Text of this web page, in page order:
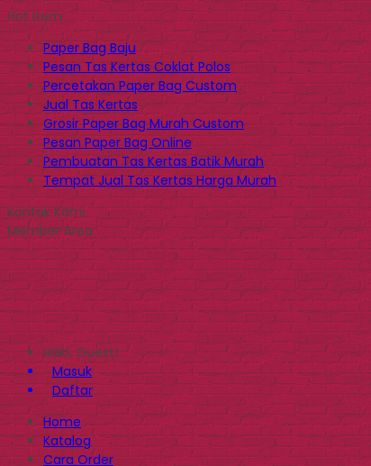
Hot Item
Paper Bag Baju
Pesan Tas Kertas Coklat Polos
Percetakan Paper Bag Custom
Jual Tas Kertas
Grosir Paper Bag Murah Custom
Pesan Paper Bag Online
Pembuatan Tas Kertas Batik Murah
Tempat Jual Tas Kertas Harga Murah
Kontak Kami
Member Area
Halo, Guest!
Masuk
Daftar
Home
Katalog
Cara Order